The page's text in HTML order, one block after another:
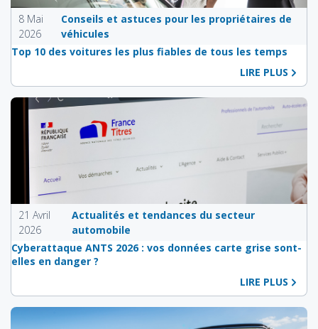
8 Mai
2026
Conseils et astuces pour les propriétaires de
véhicules
Top 10 des voitures les plus fiables de tous les temps
LIRE PLUS
21 Avril
2026
Actualités et tendances du secteur
automobile
Cyberattaque ANTS 2026 : vos données carte grise sont-
elles en danger ?
LIRE PLUS